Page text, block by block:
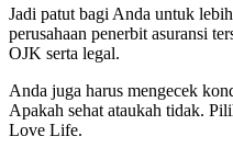
Jadi patut bagi Anda untuk
perusahaan penerbit asuransi
OJK serta legal.
Anda juga harus mengecek
Apakah sehat ataukah tidak.
Love Life.